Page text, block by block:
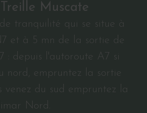
Muscate
tranquilité qui se situe à
et à 5 mn de la sortie de
: depuis l'autoroute A7 si
nord, empruntez la sortie
venez du sud empruntez la
Nord.